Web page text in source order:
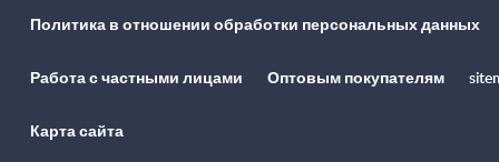
Политика в отношении обработки персональных данных
Работа с частными лицами Оптовым покупателям
Карта сайта